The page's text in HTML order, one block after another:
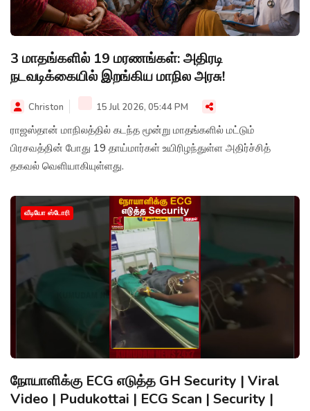
3 மாதங்களில் 19 மரணங்கள்: அதிரடி
நடவடிக்கையில் இறங்கிய மாநில அரசு!
Christon 15 Jul 2026, 05:44 PM
ராஜஸ்தான் மாநிலத்தில் கடந்த மூன்று மாதங்களில் மட்டும்
பிரசவத்தின் போது 19 தாய்மார்கள் உயிரிழந்துள்ள அதிர்ச்சித்
தகவல் வெளியாகியுள்ளது.
வீடியோ ஸ்டோரி
நோயாளிக்கு ECG எடுத்த GH Security | Viral
Video | Pudukottai | ECG Scan | Security |